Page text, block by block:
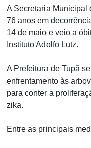
A Secretaria Municipal
76 anos em
14 de maio e veio a
Instituto Adolfo Lutz.
A Prefeitura de Tupã
enfrentamento às
para conter a
zika.
Entre as principais